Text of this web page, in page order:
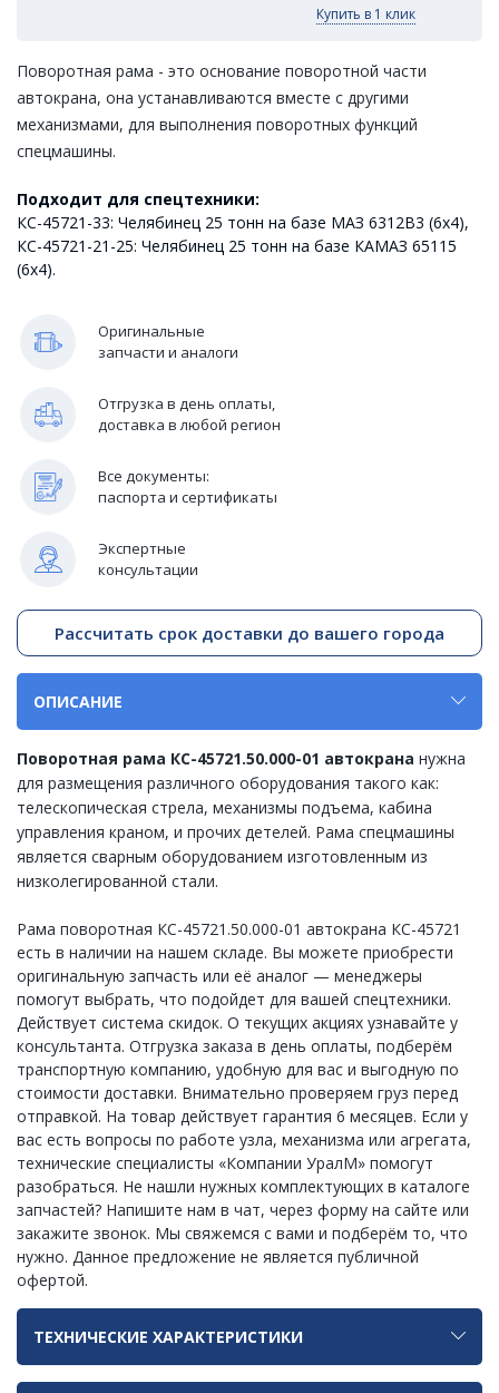
Купить в 1 клик
Поворотная рама - это основание поворотной части
автокрана, она устанавливаются вместе с другими
механизмами, для выполнения поворотных функций
спецмашины.
Подходит для спецтехники:
КС-45721-33: Челябинец 25 тонн на базе МАЗ 6312В3 (6х4),
КС-45721-21-25: Челябинец 25 тонн на базе КАМАЗ 65115
(6х4).
Оригинальные
запчасти и аналоги
Отгрузка в день оплаты,
доставка в любой регион
Все документы:
паспорта и сертификаты
Экспертные
консультации
Рассчитать срок доставки до вашего города
ОПИСАНИЕ
Поворотная рама КС-45721.50.000-01 автокрана нужна
для размещения различного оборудования такого как:
телескопическая стрела, механизмы подъема, кабина
управления краном, и прочих детелей. Рама спецмашины
является сварным оборудованием изготовленным из
низколегированной стали.
Рама поворотная КС-45721.50.000-01 автокрана КС-45721
есть в наличии на нашем складе. Вы можете приобрести
оригинальную запчасть или её аналог — менеджеры
помогут выбрать, что подойдет для вашей спецтехники.
Действует система скидок. О текущих акциях узнавайте у
консультанта. Отгрузка заказа в день оплаты, подберём
транспортную компанию, удобную для вас и выгодную по
стоимости доставки. Внимательно проверяем груз перед
отправкой. На товар действует гарантия 6 месяцев. Если у
вас есть вопросы по работе узла, механизма или агрегата,
технические специалисты «Компании УралМ» помогут
разобраться. Не нашли нужных комплектующих в каталоге
запчастей? Напишите нам в чат, через форму на сайте или
закажите звонок. Мы свяжемся с вами и подберём то, что
нужно. Данное предложение не является публичной
офертой.
ТЕХНИЧЕСКИЕ ХАРАКТЕРИСТИКИ